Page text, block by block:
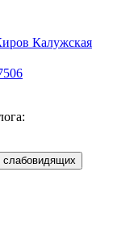
Калужская
слабовидящих